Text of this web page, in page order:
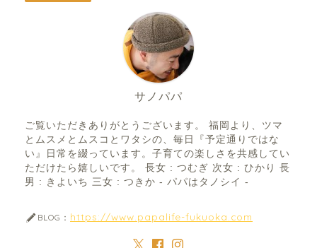
サノパパ
ご覧いただきありがとうございます。 福岡より、ツマ
とムスメとムスコとワタシの、毎日『予定通りではな
い』日常を綴っています。子育ての楽しさを共感してい
ただけたら嬉しいです。 長女 : つむぎ 次女 : ひかり 長
男 : きよいち 三女 : つきか - パパはタノシイ -
BLOG： https://www.papalife-fukuoka.com